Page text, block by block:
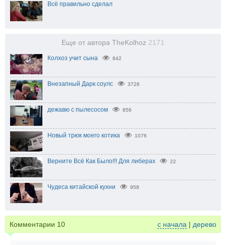
Всё правильно сделал
Еще от автора TheKolhoz 2171
Колхоз учит сына 842
Внезапный Дарк соулс 3726
дежавю с пылесосом 856
Новый трюк моего котика 1076
Верните Всё Как Было!!! Для либерах 22
Чудеса китайской кухни 958
Комментарии 10 с начала | дерево